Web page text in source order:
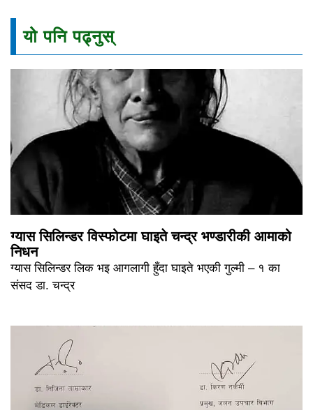
यो पनि पढ्नुस्
ग्यास सिलिन्डर विस्फोटमा घाइते चन्द्र भण्डारीकी आमाको
निधन
ग्यास सिलिन्डर लिक भइ आगलागी हुँदा घाइते भएकी गुल्मी – १ का
संसद डा. चन्द्र